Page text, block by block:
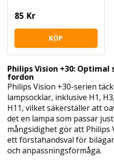
85 Kr
KÖP
Philips Vision +30:
fordon
Philips Vision +30-serien
lampsocklar, inklusive H1,
H11, vilket säkerställer att
det en lampa som passar
mångsidighet gör att Philips
ett förstahandsval för
och anpassningsförmåga.